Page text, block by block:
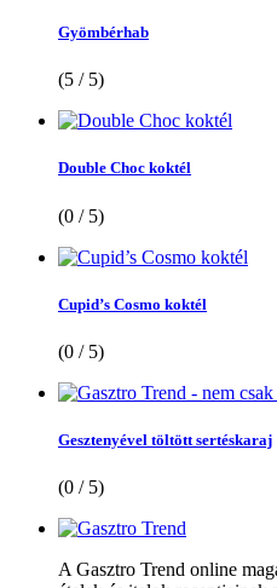
Gyömbérhab
(5 / 5)
Double Choc koktél
(0 / 5)
Cupid’s Cosmo koktél
(0 / 5)
Gesztenyével töltött sertéskaraj
(0 / 5)
A Gasztro Trend online